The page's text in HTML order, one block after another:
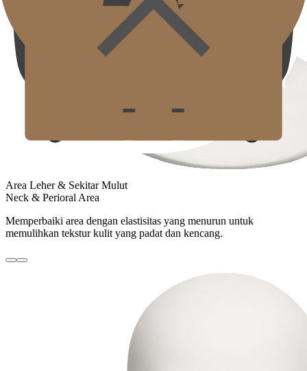
Area Leher & Sekitar Mulut
Neck & Perioral Area
Memperbaiki area dengan elastisitas yang menurun untuk
memulihkan tekstur kulit yang padat dan kencang.